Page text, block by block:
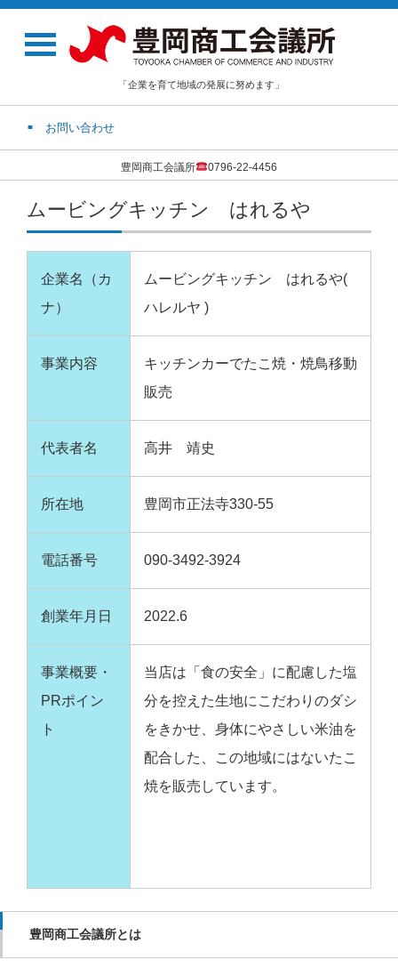
「企業を育て地域の発展に努めます」
お問い合わせ
豊岡商工会議所 0796-22-4456
ムービングキッチン はれるや
企業名（カ
ナ）
ムービングキッチン はれるや(
ハレルヤ )
事業内容
キッチンカーでたこ焼・焼鳥移動
販売
代表者名 高井 靖史
所在地 豊岡市正法寺330-55
電話番号 090-3492-3924
創業年月日 2022.6
事業概要・
PRポイン
ト
当店は「食の安全」に配慮した塩
分を控えた生地にこだわりのダシ
をきかせ、身体にやさしい米油を
配合した、この地域にはないたこ
焼を販売しています。
豊岡商工会議所とは